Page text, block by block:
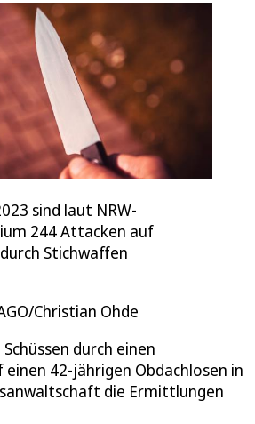
sind laut NRW-
244 Attacken auf
Stichwaffen
Christian Ohde
durch einen
42-jährigen Obdachlosen in
die Ermittlungen